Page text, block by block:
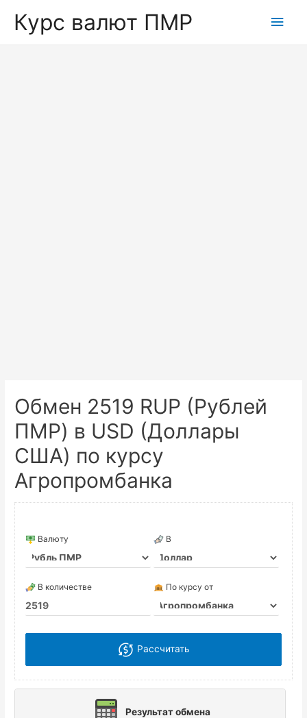
Курс валют ПМР
Обмен 2519 RUP (Рублей
ПМР) в USD (Доллары
США) по курсу
Агропромбанка
Валюту В
В количестве По курсу от
Рассчитать
Результат обмена